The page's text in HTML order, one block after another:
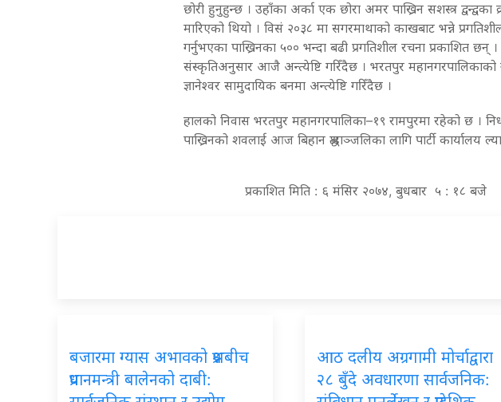
छोरी हुनुहुन्छ । उहाँका अर्का एक छोरा अमर पाख्रिन सशस्त्र
मारिएको थियो । विसं २०३८ मा सगरमाथाको काखबाट भन्ने
गर्नुभएका पाख्रिनका ५०० भन्दा बढी प्रगतिशील रचना प्रकाशित छन् ।
संस्कृतिअनुसार आजै अन्त्येष्टि गरिँदैछ । भरतपुर महानगरपालिकाको
ज्ञानेश्वर सामुदायिक बनमा अन्त्येष्टि गरिँदैछ ।
हालको निवास भरतपुर महानगरपालिका–१९ रामपुरमा रहेको छ ।
पाख्रिनको शवलाई आज बिहान श्रद्धाञ्जलिका लागि पार्टी कार्यालय
प्रकाशित मिति : ६ मंसिर २०७४, बुधबार ५ : १८ बजे
बजारमा ग्यास अभावको प्रश्नबीच
प्रधानमन्त्री बालेनको दाबी:
आठ दलीय अग्रगामी मोर्चाद्वारा
२८ बुँदे अवधारणा सार्वजनिक: